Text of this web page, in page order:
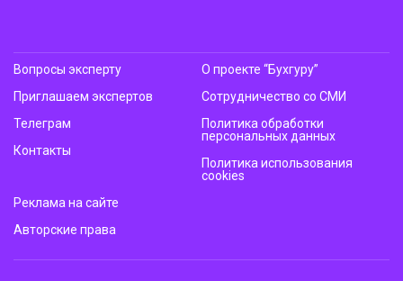
Вопросы эксперту
Приглашаем экспертов
Телеграм
Контакты
О проекте “Бухгуру”
Сотрудничество со СМИ
Политика обработки
персональных данных
Политика использования
cookies
Реклама на сайте
Авторские права